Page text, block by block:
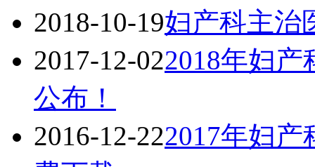
2018-10-19妇产科主治
2017-12-022018年妇
公布！
2016-12-222017年妇